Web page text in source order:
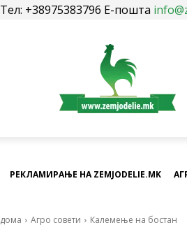
Тел: +38975383796 Е-пошта
РЕКЛАМИРАЊЕ НА ZEMJODELIE.MK
дома Агро совети Калемење на бостан